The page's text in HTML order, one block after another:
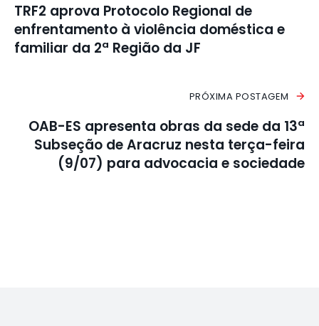
TRF2 aprova Protocolo Regional de
enfrentamento à violência doméstica e
familiar da 2ª Região da JF
PRÓXIMA POSTAGEM
OAB-ES apresenta obras da sede da 13ª
Subseção de Aracruz nesta terça-feira
(9/07) para advocacia e sociedade